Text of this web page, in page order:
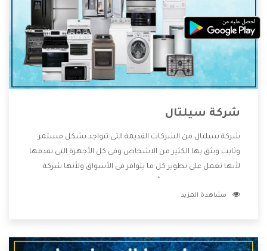
شركة سيلتال
شركة سيلتال من الشركات القديمة التى تتواجد بشكل مستمر
وثابت ويثق بها الكثير من الاشخاص وفى كل الأجهزة التى تقدمها
لأنها تعمل على تطوير كل ما يتوافر فى الأسواق ولأنها شركة
وتقدم للعملاء أقوى العروض والخصومات التى تسهل على
مشاهدة المزيد